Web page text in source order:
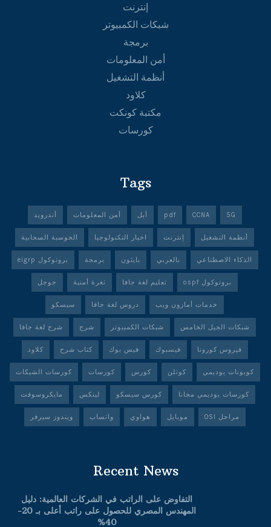
إنترنت
شبكات الكمبيوتر
برمجة
أمن المعلومات
أنظمة التشغيل
كلاود
مكتبة كونكت
كورسات
Tags
5G
CCNA
pdf أبل أمن المعلومات أندرويد
أنظمة التشغيل إنترنت اخبار التكنولوجيا الحوسبة السحابية
الذكاء الاصطناعي بالعربي بايثون برمجة بروتوكول eigrp
بروتوكول ospf تعليم لغة جافا ثغرة أمنية جوجل
خدمات أمازون ويب دروس لغة جافا سيسكو
شبكات الجيل الخامس شبكات الكمبيوتر شرح شرح لغة جافا
فيروس كورونا فيسبوك فيس بوك كتاب شرح كلاود
كوبونات يوديمي كوتلن كورس كورسات كورسات الشبكات
كورسات يوديمي مجانا كورس سيسكو لينكس مايكروسوفت
مراحل OSI موبايل هواوي واتساب ويندوز سيرفر
Recent News
التفاوض على الراتب في الشركات العالمية: دليل
المهندس المصري للحصول على راتب أعلى بـ 20-
40%